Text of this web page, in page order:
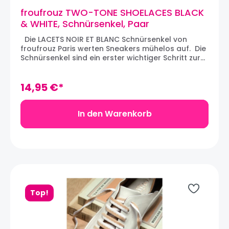
froufrouz TWO-TONE SHOELACES BLACK
& WHITE, Schnürsenkel, Paar
Die LACETS NOIR ET BLANC Schnürsenkel von
froufrouz Paris werten Sneakers mühelos auf. Die
Schnürsenkel sind ein erster wichtiger Schritt zur
verwandeln und die silber-farbigen Metallspitzen,
die den Look aufwerten. Die Schnürsenkel werden
in Paaren verkauft. Maße: 120 x 0,6 cm
14,95 €*
In den Warenkorb
Top!